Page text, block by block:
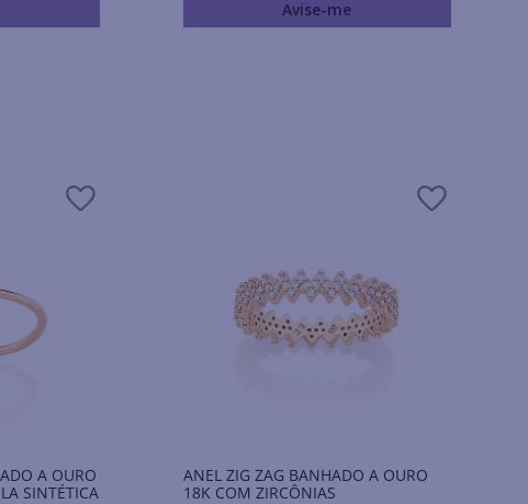
Avise-me
A OURO
SINTÉTICA
ANEL ZIG ZAG BANHADO A OURO
18K COM ZIRCÔNIAS